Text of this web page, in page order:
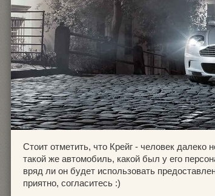
Стоит отметить, что Крейг - человек далеко
такой же автомобиль, какой был у его
вряд ли он будет использовать
приятно, согласитесь :)